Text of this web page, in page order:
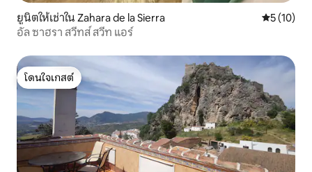
ยูนิตให้เช่าใน Zahara de la Sierra คะแนนเฉลี่
5 (10)
อัล ซาฮรา สวีทส์ สวีท แอร์
โดนใจเกสต์
โดนใจเกสต์